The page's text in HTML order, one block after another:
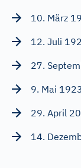
10. März
12. Juli
27.
9. Mai 1923
29. April
14.